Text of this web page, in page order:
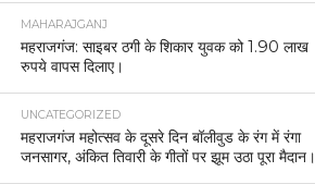
MAHARAJGANJ
महराजगंज: साइबर ठगी के शिकार युवक को 1.90 लाख
रुपये वापस दिलाए।
UNCATEGORIZED
महराजगंज महोत्सव के दूसरे दिन बॉलीवुड के रंग में रंगा
जनसागर, अंकित तिवारी के गीतों पर झूम उठा पूरा मैदान।